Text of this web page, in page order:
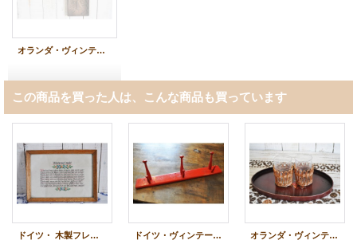
オランダ・ヴィンテージ スペキュロスの型 壁掛け飾り
この商品を買った人は、こんな商品も買っています
ドイツ・ 木製フレーム飾り/ドイツ語と花/Warte auf mich ドイツ・ヴィンテージ木製3連フック/レッド オランダ・ヴィンテージハンドペイント木製トレイ/花